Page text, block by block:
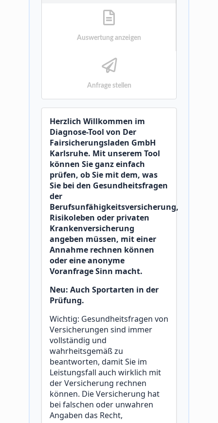
Auswertung anzeigen
Anfrage stellen
Herzlich Willkommen im
Diagnose-Tool von Der
Fairsicherungsladen GmbH
Karlsruhe. Mit unserem Tool
können Sie ganz einfach
prüfen, ob Sie mit dem, was
Sie bei den Gesundheitsfragen
der
Berufsunfähigkeitsversicherung,
Risikoleben oder privaten
Krankenversicherung
angeben müssen, mit einer
Annahme rechnen können
oder eine anonyme
Voranfrage Sinn macht.
Neu: Auch Sportarten in der
Prüfung.
Wichtig: Gesundheitsfragen von
Versicherungen sind immer
vollständig und
wahrheitsgemäß zu
beantworten, damit Sie im
Leistungsfall auch wirklich mit
der Versicherung rechnen
können. Die Versicherung hat
bei falschen oder unwahren
Angaben das Recht,